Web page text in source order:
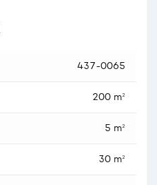
437-0065
200 m²
5 m²
30 m²